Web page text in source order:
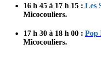
16 h 45 à 17 h 15 : Les
Micocouliers.
17 h 30 à 18 h 00 : Pop
Micocouliers.